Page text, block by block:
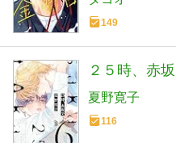
149
２５時、赤
夏野寛子
116